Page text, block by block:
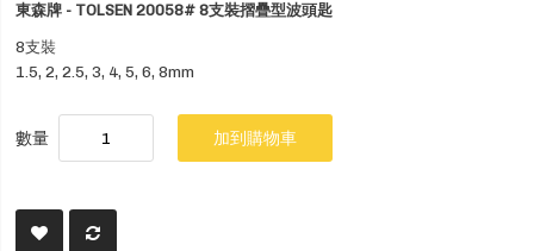
東森牌 - TOLSEN 20058# 8支裝摺疊型波頭匙
8支裝
1.5, 2, 2.5, 3, 4, 5, 6, 8mm
數量 加到購物車